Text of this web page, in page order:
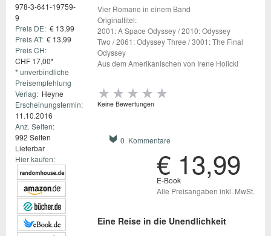
978-3-641-19759-
9
Preis DE: € 13,99
Preis AT: € 13,99
Preis CH:
CHF 17,00*
* unverbindliche
Preisempfehlung
Verlag: Heyne
Erscheinungstermin:
11.10.2016
Anz. Seiten:
992 Seiten
Lieferbar
Hier kaufen:
Vier Romane in einem Band
Originaltitel:
2001: A Space Odyssey / 2010: Odyssey
Two / 2061: Odyssey Three / 3001: The Final
Odyssey
Aus dem Amerikanischen von Irene Holicki
Keine Bewertungen
0 Kommentare
€ 13,99
E-Book
Alle Preisangaben inkl. MwSt.
Eine Reise in die Unendlichkeit